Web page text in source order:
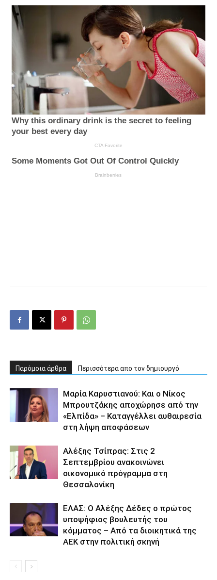
Παρόμοια άρθρα Περισσότερα απο τον δημιουργό
Μαρία Καρυστιανού: Και ο Νίκος
Μπρουτζάκης αποχώρησε από την
«Ελπίδα» – Καταγγέλλει αυθαιρεσία
στη λήψη αποφάσεων
Αλέξης Τσίπρας: Στις 2
Σεπτεμβρίου ανακοινώνει
οικονομικό πρόγραμμα στη
Θεσσαλονίκη
ΕΛΑΣ: Ο Αλέξης Δέδες ο πρώτος
υποψήφιος βουλευτής του
κόμματος – Από τα διοικητικά της
ΑΕΚ στην πολιτική σκηνή